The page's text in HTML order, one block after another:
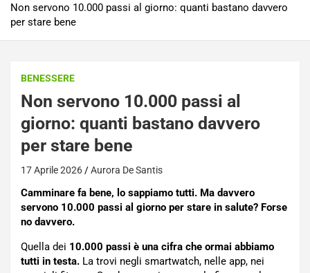
Non servono 10.000 passi al giorno: quanti bastano davvero
per stare bene
BENESSERE
Non servono 10.000 passi al
giorno: quanti bastano davvero
per stare bene
17 Aprile 2026 Aurora De Santis
Camminare fa bene, lo sappiamo tutti. Ma davvero
servono 10.000 passi al giorno per stare in salute? Forse
no davvero.
Quella dei 10.000 passi è una cifra che ormai abbiamo
tutti in testa. La trovi negli smartwatch, nelle app, nei